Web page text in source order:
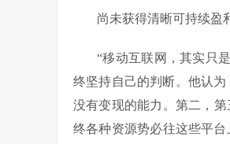
尚未获得清晰可持续盈
“移动互联网，其实只
终坚持自己的判断。他认
没有变现的能力。第二，
终各种资源势必往这些平